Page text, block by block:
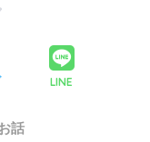
LINE
話